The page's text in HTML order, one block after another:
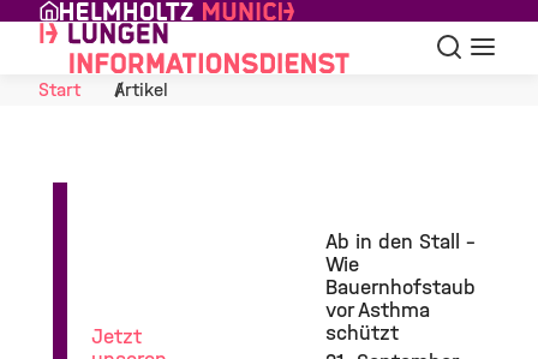
Skip to Content
Suche
Start
Artikel
Ab in den Stall -
Wie
Bauernhofstaub
vor Asthma
schützt
Jetzt